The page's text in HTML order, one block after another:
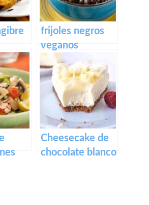
frijoles negros
veganos
Cheesecake de
chocolate blanco